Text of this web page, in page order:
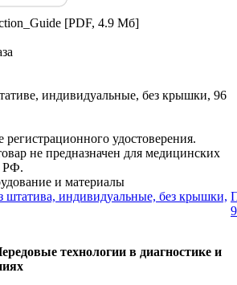
[PDF, 4.9 Мб]
индивидуальные, без крышки, 96
удостоверения.
не предназначен для медицинских
РФ.
и материалы
штатива, индивидуальные, без крышки,
технологии в диагностике и